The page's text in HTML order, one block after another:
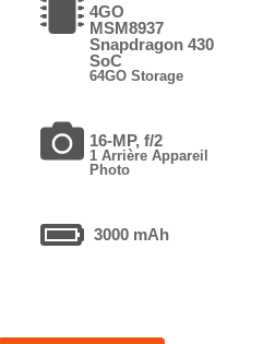
4GO
MSM8937
Snapdragon 430
SoC
64GO Storage
16-MP, f/2
1 Arrière Appareil
Photo
3000 mAh